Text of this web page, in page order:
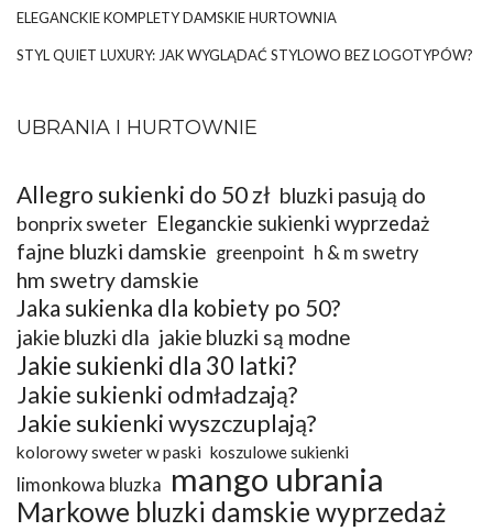
ELEGANCKIE KOMPLETY DAMSKIE HURTOWNIA
STYL QUIET LUXURY: JAK WYGLĄDAĆ STYLOWO BEZ LOGOTYPÓW?
UBRANIA I HURTOWNIE
Allegro sukienki do 50 zł bluzki pasują do
bonprix sweter Eleganckie sukienki wyprzedaż
fajne bluzki damskie greenpoint h & m swetry
hm swetry damskie
Jaka sukienka dla kobiety po 50?
jakie bluzki dla jakie bluzki są modne
Jakie sukienki dla 30 latki?
Jakie sukienki odmładzają?
Jakie sukienki wyszczuplają?
kolorowy sweter w paski koszulowe sukienki
limonkowa bluzka mango ubrania
Markowe bluzki damskie wyprzedaż